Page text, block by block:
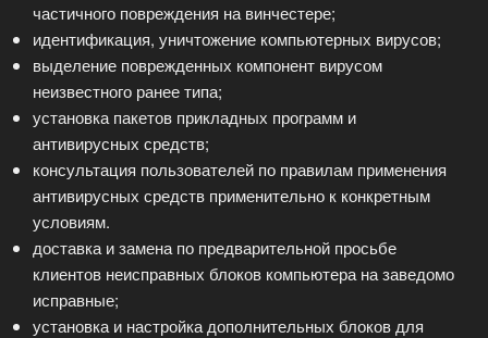
частичного повреждения на винчестере;
идентификация, уничтожение компьютерных вирусов;
выделение поврежденных компонент вирусом
неизвестного ранее типа;
установка пакетов прикладных программ и
антивирусных средств;
консультация пользователей по правилам применения
антивирусных средств применительно к конкретным
условиям.
доставка и замена по предварительной просьбе
клиентов неисправных блоков компьютера на заведомо
исправные;
установка и настройка дополнительных блоков для